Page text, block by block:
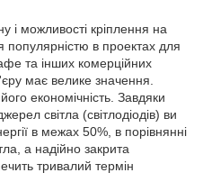
і можливості кріплення на
популярністю в проектах для
та інших комерційних
має велике значення.
економічність. Завдяки
світла (світлодіодів) ви
в межах 50%, в порівнянні
а надійно закрита
тривалий термін